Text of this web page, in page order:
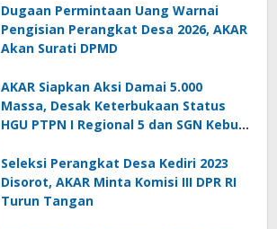
Dugaan Permintaan Uang Warnai
Pengisian Perangkat Desa 2026, AKAR
Akan Surati DPMD
AKAR Siapkan Aksi Damai 5.000
Massa, Desak Keterbukaan Status
HGU PTPN I Regional 5 dan SGN Kebun
Seleksi Perangkat Desa Kediri 2023
Disorot, AKAR Minta Komisi III DPR RI
Turun Tangan